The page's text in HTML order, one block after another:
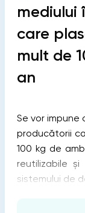
mediului
care
mult de
an
Se vor impune
producătorii
100 kg de
reutilizabile
sistemului de